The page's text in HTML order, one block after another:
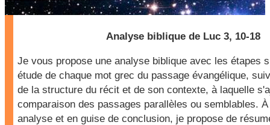
Analyse biblique de Luc 3, 10-18
Je vous propose une analyse biblique avec les étapes
étude de chaque mot grec du passage évangélique,
de la structure du récit et de son contexte, à laquelle
comparaison des passages parallèles ou semblables.
analyse et en guise de conclusion, je propose de